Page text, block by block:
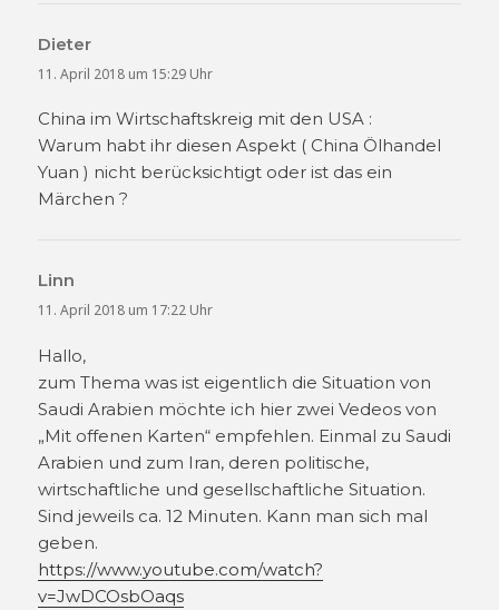
Dieter
11. April 2018 um 15:29 Uhr
China im Wirtschaftskreig mit den USA :
Warum habt ihr diesen Aspekt ( China Ölhandel
Yuan ) nicht berücksichtigt oder ist das ein
Märchen ?
Linn
11. April 2018 um 17:22 Uhr
Hallo,
zum Thema was ist eigentlich die Situation von
Saudi Arabien möchte ich hier zwei Vedeos von
„Mit offenen Karten“ empfehlen. Einmal zu Saudi
Arabien und zum Iran, deren politische,
wirtschaftliche und gesellschaftliche Situation.
Sind jeweils ca. 12 Minuten. Kann man sich mal
geben.
https://www.youtube.com/watch?
v=JwDCOsbOaqs